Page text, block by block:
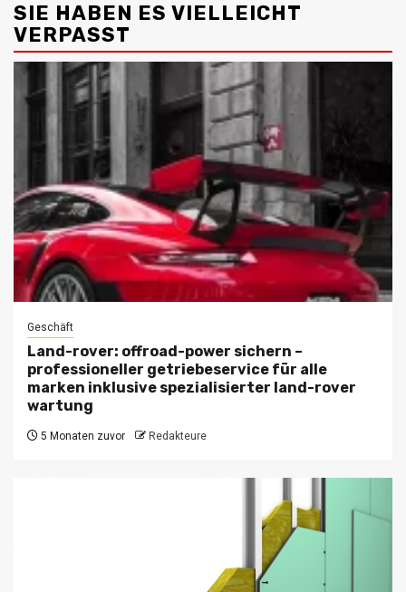
SIE HABEN ES VIELLEICHT
VERPASST
Geschäft
Land-rover: offroad-power sichern –
professioneller getriebeservice für alle
marken inklusive spezialisierter land-rover
wartung
5 Monaten zuvor Redakteure